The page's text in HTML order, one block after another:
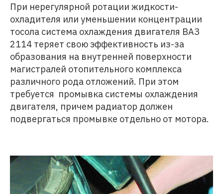
При нерегулярной ротации жидкости-
охладителя или уменьшении концентрации
тосола система охлаждения двигателя ВАЗ
2114 теряет свою эффективность из-за
образования на внутренней поверхности
магистралей отопительного комплекса
различного рода отложений. При этом
требуется промывка системы охлаждения
двигателя, причем радиатор должен
подвергаться промывке отдельно от мотора.